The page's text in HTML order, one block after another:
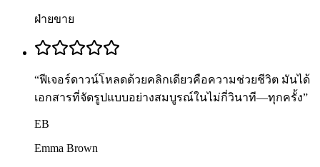
ฝ่ายขาย
“ฟีเจอร์ดาวน์โหลดด้วยคลิกเดียวคือความช่วยชีวิต มันได้
เอกสารที่จัดรูปแบบอย่างสมบูรณ์ในไม่กี่วินาที—ทุกครั้ง”
EB
Emma Brown